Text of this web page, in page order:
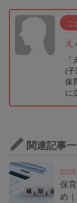
(子
保
に
関連記事
保
め